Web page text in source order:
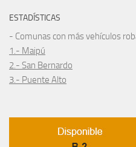
ESTADÍSTICAS
- Comunas con más vehículos
1.- Maipú
2.- San Bernardo
3.- Puente Alto